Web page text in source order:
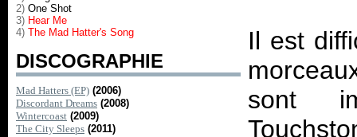
2) One Shot
3) Hear Me
4) The Mad Hatter's Song
DISCOGRAPHIE
Mad Hatters (EP) (2006)
Discordant Dreams (2008)
Wintercoast (2009)
The City Sleeps (2011)
Il est
sont